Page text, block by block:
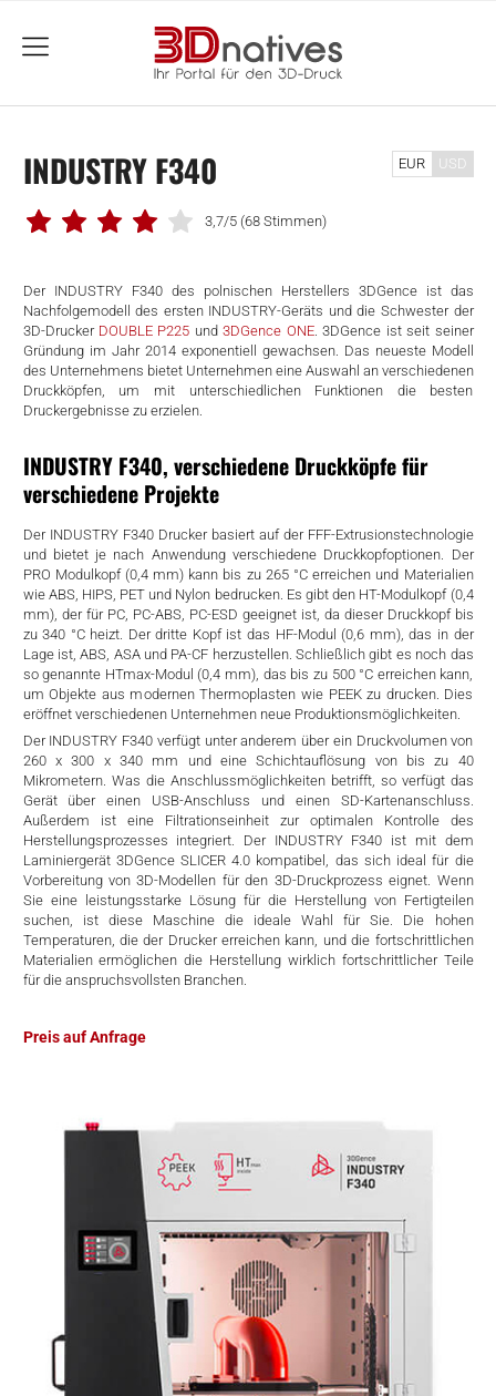
menu
INDUSTRY F340
3,7/5 (68 Stimmen)
Der INDUSTRY F340 des polnischen Herstellers 3DGence ist das
Nachfolgemodell des ersten INDUSTRY-Geräts und die Schwester der
3D-Drucker DOUBLE P225 und3DGence ONE. 3DGence ist seit seiner
Gründung im Jahr 2014 exponentiell gewachsen. Das neueste Modell
des Unternehmens bietet Unternehmen eine Auswahl an verschiedenen
Druckköpfen, um mit unterschiedlichen Funktionen die besten
Druckergebnisse zu erzielen.
INDUSTRY F340, verschiedene Druckköpfe für
verschiedene Projekte
Der INDUSTRY F340 Drucker basiert auf der FFF-Extrusionstechnologie
und bietet je nach Anwendung verschiedene Druckkopfoptionen. Der
PRO Modulkopf (0,4 mm) kann bis zu 265 °C erreichen und Materialien
wie ABS, HIPS, PET und Nylon bedrucken. Es gibt den HT-Modulkopf (0,4
mm), der für PC, PC-ABS, PC-ESD geeignet ist, da dieser Druckkopf bis
zu 340 °C heizt. Der dritte Kopf ist das HF-Modul (0,6 mm), das in der
Lage ist, ABS, ASA und PA-CF herzustellen. Schließlich gibt es noch das
so genannte HTmax-Modul (0,4 mm), das bis zu 500 °C erreichen kann,
um Objekte aus modernen Thermoplasten wie PEEK zu drucken. Dies
eröffnet verschiedenen Unternehmen neue Produktionsmöglichkeiten.
Der INDUSTRY F340 verfügt unter anderem über ein Druckvolumen von
260 x 300 x 340 mm und eine Schichtauflösung von bis zu 40
Mikrometern. Was die Anschlussmöglichkeiten betrifft, so verfügt das
Gerät über einen USB-Anschluss und einen SD-Kartenanschluss.
Außerdem ist eine Filtrationseinheit zur optimalen Kontrolle des
Herstellungsprozesses integriert. Der INDUSTRY F340 ist mit dem
Laminiergerät 3DGence SLICER 4.0 kompatibel, das sich ideal für die
Vorbereitung von 3D-Modellen für den 3D-Druckprozess eignet. Wenn
Sie eine leistungsstarke Lösung für die Herstellung von Fertigteilen
suchen, ist diese Maschine die ideale Wahl für Sie. Die hohen
Temperaturen, die der Drucker erreichen kann, und die fortschrittlichen
Materialien ermöglichen die Herstellung wirklich fortschrittlicher Teile
für die anspruchsvollsten Branchen.
EUR USD
Preis auf Anfrage